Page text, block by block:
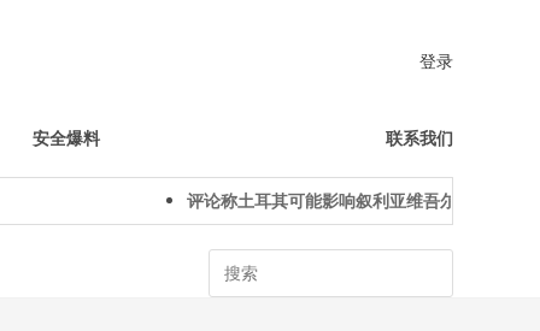
登录
安全爆料 联系我们
评论称土耳其可能影响叙利亚维吾尔人下一代身份
Search